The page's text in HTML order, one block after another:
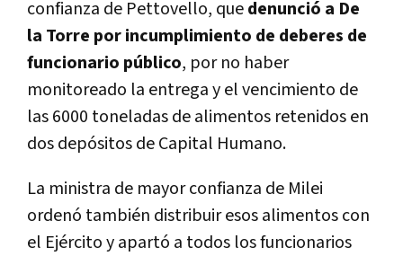
confianza de Pettovello, quedenunció a De
la Torre por incumplimiento de deberes de
funcionario público, por no haber
monitoreado la entrega y el vencimiento de
las 6000 toneladas de alimentos retenidos en
dos depósitos de Capital Humano.
La ministra de mayor confianza de Milei
ordenó también distribuir esos alimentos con
el Ejército y apartó a todos los funcionarios